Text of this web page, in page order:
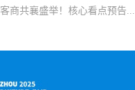
商共襄盛举！核心看点预告...